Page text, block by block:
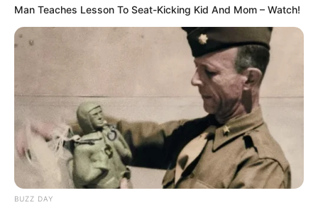
Man Teaches Lesson To Seat-Kicking Kid And Mom – Watch!
BUZZ DAY